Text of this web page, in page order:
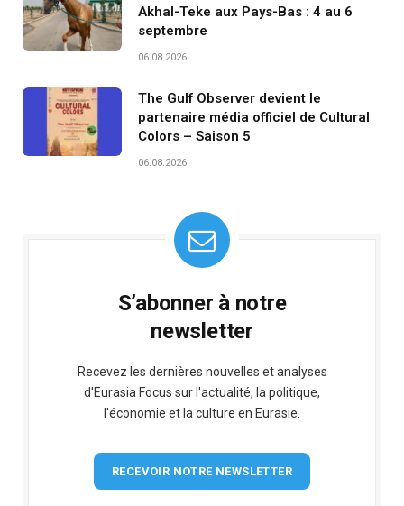
Akhal-Teke aux Pays-Bas : 4 au 6
septembre
06.08.2026
The Gulf Observer devient le
partenaire média officiel de Cultural
Colors – Saison 5
06.08.2026
S’abonner à notre
newsletter
Recevez les dernières nouvelles et analyses
d'Eurasia Focus sur l'actualité, la politique,
l'économie et la culture en Eurasie.
RECEVOIR NOTRE NEWSLETTER